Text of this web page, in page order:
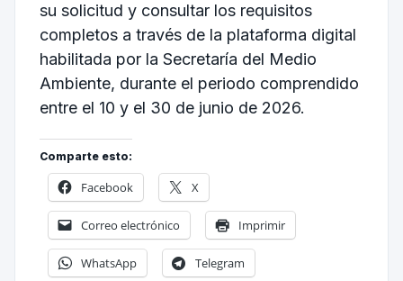
su solicitud y consultar los requisitos
completos a través de la plataforma digital
habilitada por la Secretaría del Medio
Ambiente, durante el periodo comprendido
entre el 10 y el 30 de junio de 2026.
Comparte esto:
Facebook X
Correo electrónico Imprimir
WhatsApp Telegram